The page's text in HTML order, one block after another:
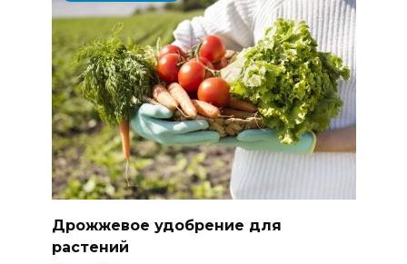
Дрожжевое удобрение для
растений